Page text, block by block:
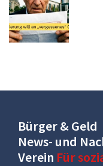
Bürger & Geld
News- und
Verein Für